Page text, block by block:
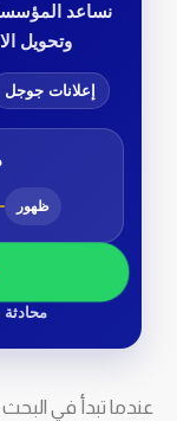
نساعد
وتحويل
إعلانات جوجل
ظهور
عندما تبدأ في البحث